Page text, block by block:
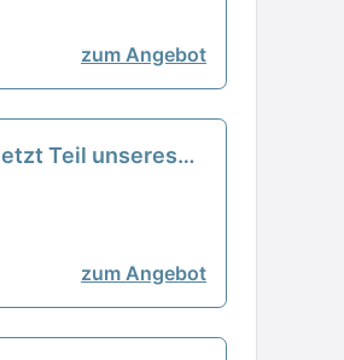
zum Angebot
Teil unseres
zum Angebot